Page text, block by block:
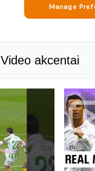
Video akcentai